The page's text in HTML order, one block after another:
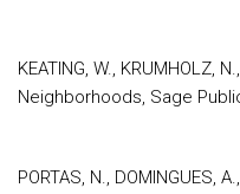
KEATING, W., KRUMHOLZ,
Neighborhoods, Sage
PORTAS, N., DOMINGUES,